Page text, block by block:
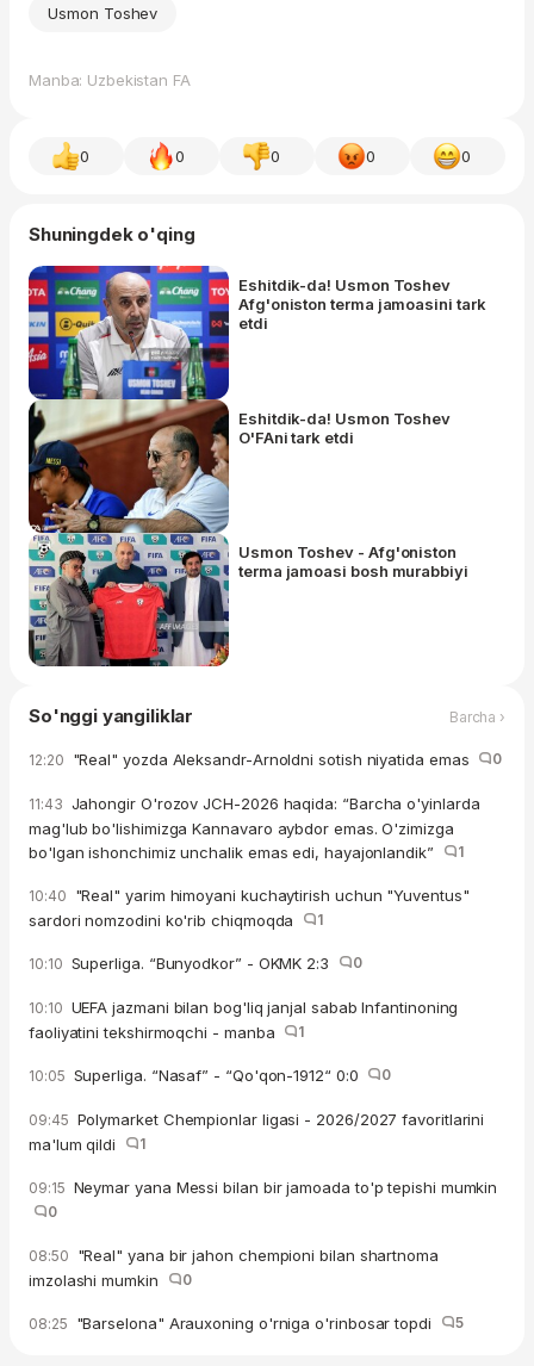
Usmon Toshev
Manba: Uzbekistan FA
0 0 0 0 0
Shuningdek o'qing
Eshitdik-da! Usmon Toshev
Afg'oniston terma jamoasini tark
etdi
Eshitdik-da! Usmon Toshev
O'FAni tark etdi
Usmon Toshev - Afg'oniston
terma jamoasi bosh murabbiyi
So'nggi yangiliklar Barcha ›
12:20 "Real" yozda Aleksandr-Arnoldni sotish niyatida emas 0
11:43 Jahongir O'rozov JCH-2026 haqida: “Barcha o'yinlarda
mag'lub bo'lishimizga Kannavaro aybdor emas. O'zimizga
bo'lgan ishonchimiz unchalik emas edi, hayajonlandik”
1
10:40 "Real" yarim himoyani kuchaytirish uchun "Yuventus"
sardori nomzodini ko'rib chiqmoqda
1
10:10 Superliga. “Bunyodkor” - OKMK 2:3 0
10:10 UEFA jazmani bilan bog'liq janjal sabab Infantinoning
faoliyatini tekshirmoqchi - manba
1
10:05 Superliga. “Nasaf” - “Qo'qon-1912“ 0:0 0
09:45 Polymarket Chempionlar ligasi - 2026/2027 favoritlarini
ma'lum qildi
1
09:15 Neymar yana Messi bilan bir jamoada to'p tepishi mumkin
0
08:50 "Real" yana bir jahon chempioni bilan shartnoma
imzolashi mumkin
0
08:25 "Barselona" Arauxoning o'rniga o'rinbosar topdi 5